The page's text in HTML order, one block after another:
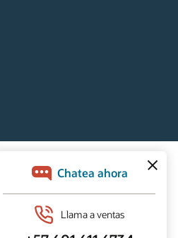
uso y privacidad
Línea de ayuda de integridad